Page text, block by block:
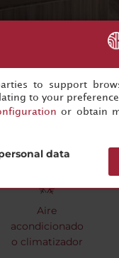
Aire
acondicionado
o climatizador
to support
to your
or obtain
data